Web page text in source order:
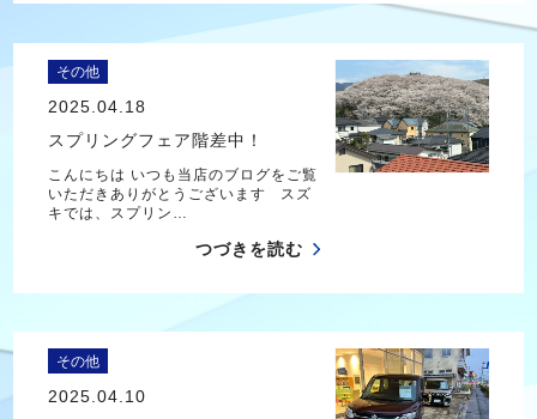
その他
2025.04.18
スプリングフェア階差中！
こんにちは いつも当店のブログをご覧
いただきありがとうございます スズ
キでは、スプリン…
つづきを読む
その他
2025.04.10